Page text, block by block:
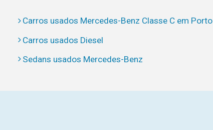
Carros usados Mercedes-Benz Classe C em Porto
Carros usados Diesel
Sedans usados Mercedes-Benz